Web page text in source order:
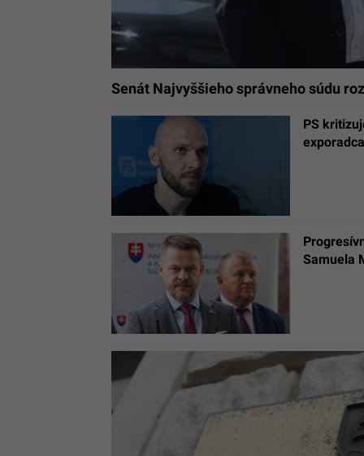
Senát Najvyššieho správneho súdu
PS
Samuela